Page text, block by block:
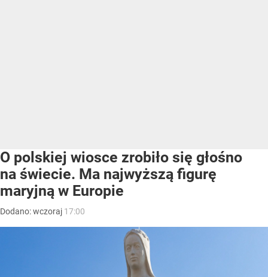
O polskiej wiosce zrobiło się głośno
na świecie. Ma najwyższą figurę
maryjną w Europie
Dodano:wczoraj 17:00